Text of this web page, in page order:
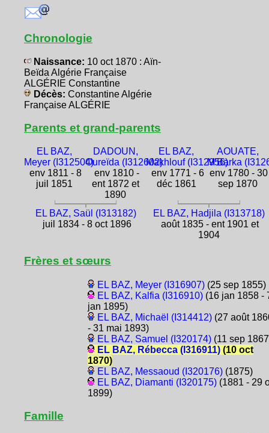
Chronologie
Naissance: 10 oct 1870 : Aïn-
Beïda Algérie Française
ALGÉRIE Constantine
Décès: Constantine Algérie
Française ALGÉRIE
Parents et grand-parents
EL BAZ,
Meyer (I312504)
env 1811 - 8
juil 1851
DADOUN,
Oureïda (I312602)
env 1810 -
ent 1872 et
1890
EL BAZ,
Makhlouf (I312956)
env 1771 - 6
déc 1861
AOUATE,
M'Barka
env 1780 - 30
sep 1870
EL BAZ, Saül (I313182)
juil 1834 - 8 oct 1896
EL BAZ, Hadjila (I313718)
août 1835 - ent 1901 et
1904
Frères et sœurs
EL BAZ, Meyer (I316907)(25 sep 1855)
EL BAZ, Kalfia (I316910)(16 jan 1858 -
jan 1895)
EL BAZ, Michaël (I314412)(27 août
- 31 mai 1893)
EL BAZ, Samuel (I320174)(11 sep
EL BAZ, Rébecca (I316911)(10 oct
1870)
EL BAZ, Messaoud (I320176)(1875)
EL BAZ, Diamanti (I320175)(1881 - 29
1899)
Famille